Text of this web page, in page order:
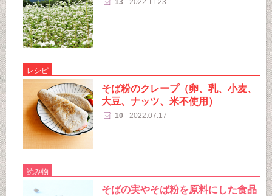
レシピ
そば粉のクレープ（卵、乳、小麦、
大豆、ナッツ、米不使用）
10 2022.07.17
読み物
そばの実やそば粉を原料にした食品